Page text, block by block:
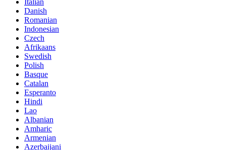
Danish
Romanian
Indonesian
Czech
Afrikaans
Swedish
Polish
Basque
Catalan
Esperanto
Hindi
Lao
Albanian
Amharic
Armenian
Azerbaijani